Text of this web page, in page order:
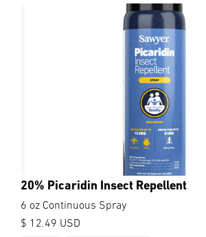
20% Picaridin Insect Repellent
6 oz Continuous Spray
$ 12.49 USD